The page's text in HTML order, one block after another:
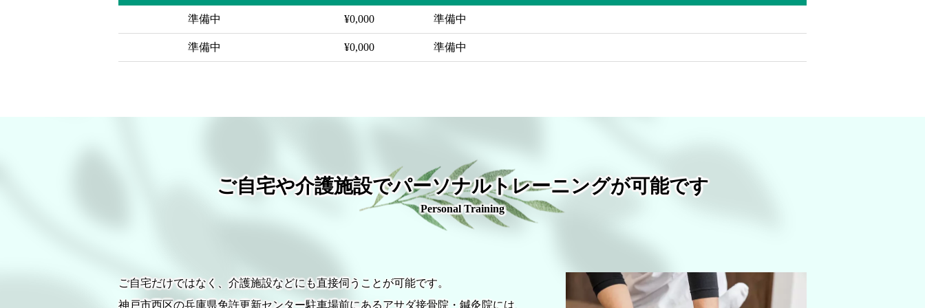
準備中 ¥0,000 準備中
準備中 ¥0,000 準備中
ご自宅や介護施設でパーソナルトレーニングが可能です
Personal Training
ご自宅だけではなく、介護施設などにも直接伺うことが可能です。
神戸市西区の兵庫県免許更新センター駐車場前にあるアサダ接骨院・鍼灸院には、